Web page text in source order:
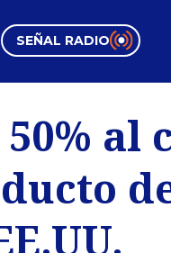
SEÑAL RADIO
Tendencias
Videos
al